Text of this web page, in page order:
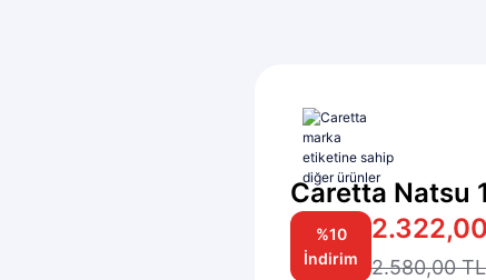
Caretta Natsu
%10
İndirim
2.580,00 TL